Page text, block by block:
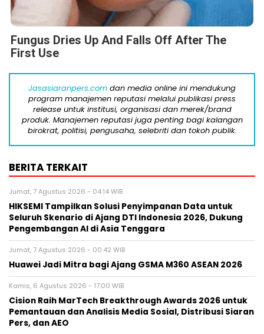
Fungus Dries Up And Falls Off After The
First Use
Jasasiaranpers.com dan media online ini mendukung
program manajemen reputasi melalui publikasi press
release untuk institusi, organisasi dan merek/brand
produk. Manajemen reputasi juga penting bagi kalangan
birokrat, politisi, pengusaha, selebriti dan tokoh publik.
BERITA TERKAIT
Jumat, 7 Agustus 2026 - 04:14 WIB
HIKSEMI Tampilkan Solusi Penyimpanan Data untuk
Seluruh Skenario di Ajang DTI Indonesia 2026, Dukung
Pengembangan AI di Asia Tenggara
Jumat, 7 Agustus 2026 - 00:42 WIB
Huawei Jadi Mitra bagi Ajang GSMA M360 ASEAN 2026
Kamis, 6 Agustus 2026 - 17:00 WIB
Cision Raih MarTech Breakthrough Awards 2026 untuk
Pemantauan dan Analisis Media Sosial, Distribusi Siaran
Pers, dan AEO